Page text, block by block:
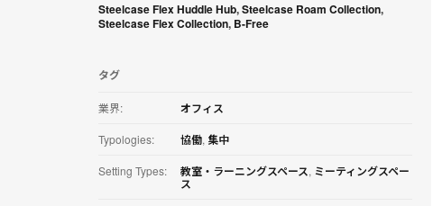
ン
ロ
す
Steelcase Flex Huddle Hub,Steelcase Roam Collection,
Steelcase Flex Collection, B-Free
タグ
業界: オフィス
Typologies: 協働, 集中
Setting Types: 教室・ラーニングスペース, ミーティングスペー
ス